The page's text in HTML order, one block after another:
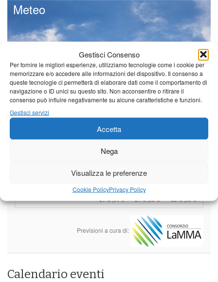
Gestisci Consenso
Per fornire le migliori esperienze, utilizziamo tecnologie come i cookie per
memorizzare e/o accedere alle informazioni del dispositivo. Il consenso a
queste tecnologie ci permetterà di elaborare dati come il comportamento di
navigazione o ID unici su questo sito. Non acconsentire o ritirare il
consenso può influire negativamente su alcune caratteristiche e funzioni.
Gestisci servizi
Accetta
Nega
Visualizza le preferenze
Cookie PolicyPrivacy Policy
Meteo
Sole e temperature ancora ben
al di sopra delle medie stagionali
Leggi tutto…
Venerdì Sabato Domenica
Borgo a Mozzano
21°C|37°C
21°C|34°C 21°C|35°C 23°C|35°C
Previsioni a cura di:
Calendario eventi